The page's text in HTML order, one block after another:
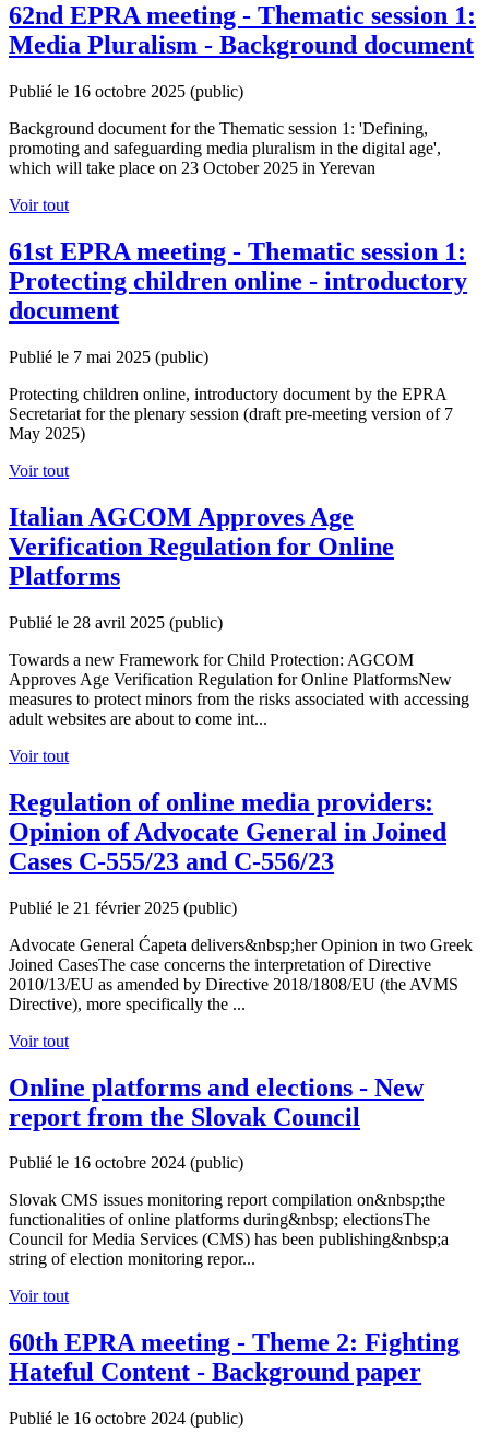
62nd EPRA meeting - Thematic session 1:
Media Pluralism - Background document
Publié le 16 octobre 2025 (public)
Background document for the Thematic session 1: 'Defining,
promoting and safeguarding media pluralism in the digital age',
which will take place on 23 October 2025 in Yerevan
Voir tout
61st EPRA meeting - Thematic session 1:
Protecting children online - introductory
document
Publié le 7 mai 2025 (public)
Protecting children online, introductory document by the EPRA
Secretariat for the plenary session (draft pre-meeting version of 7
May 2025)
Voir tout
Italian AGCOM Approves Age
Verification Regulation for Online
Platforms
Publié le 28 avril 2025 (public)
Towards a new Framework for Child Protection: AGCOM
Approves Age Verification Regulation for Online PlatformsNew
measures to protect minors from the risks associated with accessing
adult websites are about to come int...
Voir tout
Regulation of online media providers:
Opinion of Advocate General in Joined
Cases C-555/23 and C-556/23
Publié le 21 février 2025 (public)
Advocate General Ćapeta delivers&nbsp;her Opinion in two Greek
Joined CasesThe case concerns the interpretation of Directive
2010/13/EU as amended by Directive 2018/1808/EU (the AVMS
Directive), more specifically the ...
Voir tout
Online platforms and elections - New
report from the Slovak Council
Publié le 16 octobre 2024 (public)
Slovak CMS issues monitoring report compilation on&nbsp;the
functionalities of online platforms during&nbsp; electionsThe
Council for Media Services (CMS) has been publishing&nbsp;a
string of election monitoring repor...
Voir tout
60th EPRA meeting - Theme 2: Fighting
Hateful Content - Background paper
Publié le 16 octobre 2024 (public)